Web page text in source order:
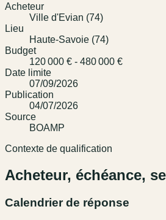
Acheteur
Ville d'Evian (74)
Lieu
Haute-Savoie (74)
Budget
120 000 € - 480 000 €
Date limite
07/09/2026
Publication
04/07/2026
Source
BOAMP
Contexte de qualification
Acheteur, échéance,
Calendrier de réponse